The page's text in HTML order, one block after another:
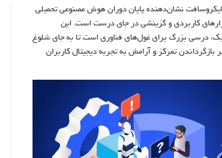
نشان‌دهنده پایان دوران هوش مصنوعی تحمیلی
کاربردی و گزینشی در جای درست است. این
درسی بزرگ برای غول‌های فناوری است تا به جای شلوغ
بازگرداندن تمرکز و آرامش به تجربه دیجیتال کاربران